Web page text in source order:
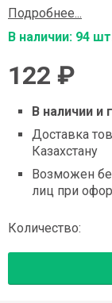
Подробнее...
В наличии: 94
122 ₽
В наличии и
Доставка
Казахстану
Возможен
лиц при
Количество: